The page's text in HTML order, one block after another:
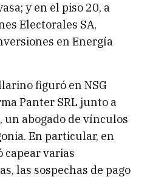
y en el piso 20, a
Electorales SA,
en Energía
figuró en NSG
Panter SRL junto a
un abogado de vínculos
En particular, en
capear varias
las sospechas de pago